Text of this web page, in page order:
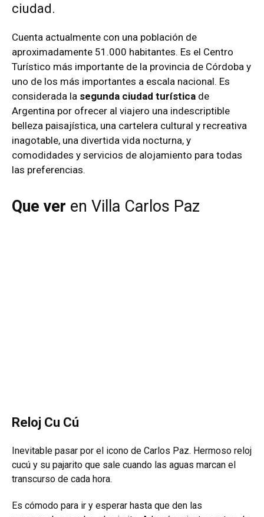
ciudad.
Cuenta actualmente con una población de
aproximadamente 51.000 habitantes. Es el Centro
Turístico más importante de la provincia de Córdoba y
uno de los más importantes a escala nacional. Es
considerada la segunda ciudad turística de
Argentina por ofrecer al viajero una indescriptible
belleza paisajística, una cartelera cultural y recreativa
inagotable, una divertida vida nocturna, y
comodidades y servicios de alojamiento para todas
las preferencias.
Que ver en Villa Carlos Paz
Reloj Cu Cú
Inevitable pasar por el icono de Carlos Paz. Hermoso reloj
cucú y su pajarito que sale cuando las aguas marcan el
transcurso de cada hora.
Es cómodo para ir y esperar hasta que den las